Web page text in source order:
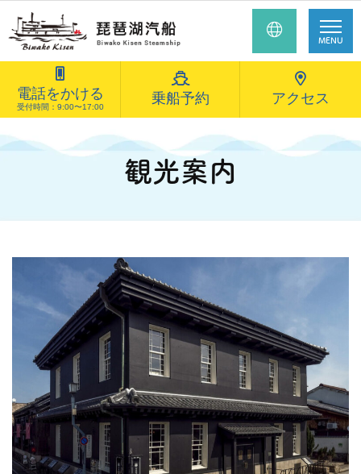
MENU
電話をかける
受付時間：9:00〜17:00
乗船予約 アクセス
観光案内